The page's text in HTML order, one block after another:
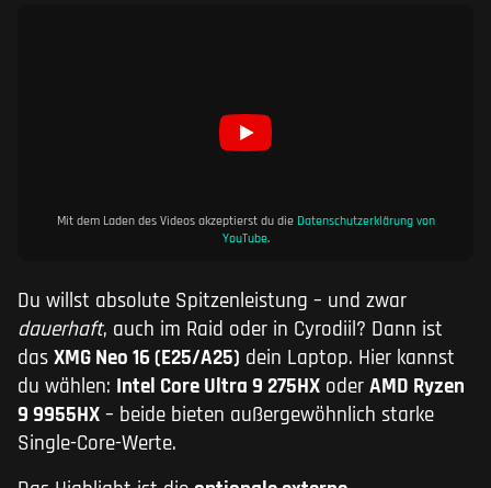
Mit dem Laden des Videos akzeptierst du die Datenschutzerklärung von
YouTube.
Du willst absolute Spitzenleistung – und zwar
dauerhaft, auch im Raid oder in Cyrodiil? Dann ist
das XMG Neo 16 (E25/A25) dein Laptop. Hier kannst
du wählen: Intel Core Ultra 9 275HX oder AMD Ryzen
9 9955HX – beide bieten außergewöhnlich starke
Single-Core-Werte.